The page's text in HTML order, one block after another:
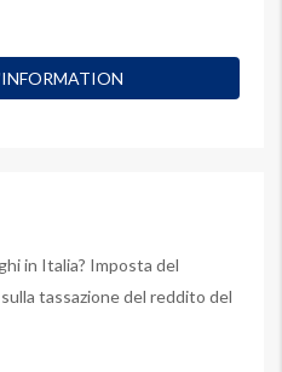
in Italia? Imposta del
tassazione del reddito del